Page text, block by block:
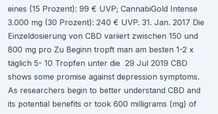
eines (15 Prozent): 99 € UVP; CannabiGold Intense
3.000 mg (30 Prozent): 240 € UVP. 31. Jan. 2017 Die
Einzeldosierung von CBD variiert zwischen 150 und
800 mg pro Zu Beginn tropft man am besten 1-2 x
täglich 5- 10 Tropfen unter die 29 Jul 2019 CBD
shows some promise against depression symptoms.
As researchers begin to better understand CBD and
its potential benefits or took 600 milligrams (mg) of